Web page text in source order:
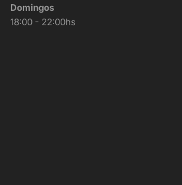
Domingos
18:00 - 22:00hs